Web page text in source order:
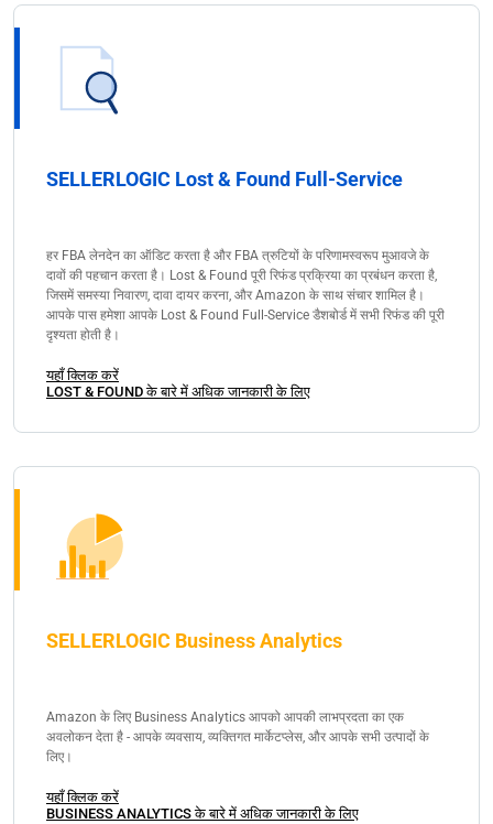
SELLERLOGIC Lost & Found Full-Service
हर FBA लेनदेन का ऑडिट करता है और FBA त्रुटियों के परिणामस्वरूप मुआवजे के
दावों की पहचान करता है। Lost & Found पूरी रिफंड प्रक्रिया का प्रबंधन करता है,
जिसमें समस्या निवारण, दावा दायर करना, और Amazon के साथ संचार शामिल है।
आपके पास हमेशा आपके Lost & Found Full-Service डैशबोर्ड में सभी रिफंड की पूरी
दृश्यता होती है।
यहाँ क्लिक करें
LOST & FOUND के बारे में अधिक जानकारी के लिए
SELLERLOGIC Business Analytics
Amazon के लिए Business Analytics आपको आपकी लाभप्रदता का एक
अवलोकन देता है - आपके व्यवसाय, व्यक्तिगत मार्केटप्लेस, और आपके सभी उत्पादों के
लिए।
यहाँ क्लिक करें
BUSINESS ANALYTICS के बारे में अधिक जानकारी के लिए